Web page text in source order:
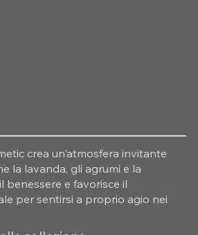
crea un'atmosfera invitante
la lavanda, gli agrumi e la
benessere e favorisce il
per sentirsi a proprio agio nei